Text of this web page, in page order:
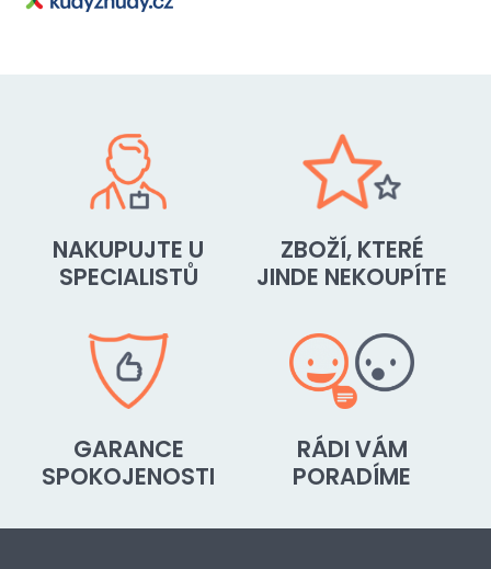
NAKUPUJTE U
SPECIALISTŮ
ZBOŽÍ, KTERÉ
JINDE NEKOUPÍTE
GARANCE
SPOKOJENOSTI
RÁDI VÁM
PORADÍME